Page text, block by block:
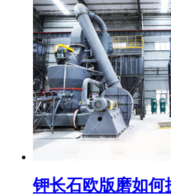
钾长石欧版磨如何